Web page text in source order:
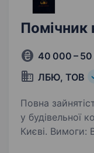
Помічник
40 000 –
ЛБЮ, ТОВ
Повна зайнятість. Вакансія
у будівельної
Києві. Вимоги: Відповідальність та уважність